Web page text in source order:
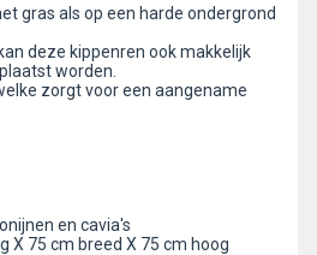
gras als op een harde ondergrond
deze kippenren ook makkelijk
worden.
zorgt voor een aangename
en cavia's
X 75 cm breed X 75 cm hoog